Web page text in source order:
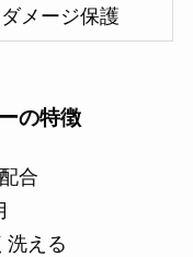
メージ保護
の特徴
合
洗える